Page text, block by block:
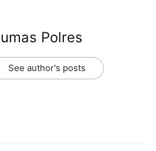
Polres
See author's posts